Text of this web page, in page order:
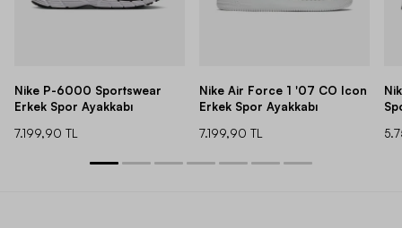
Nike P-6000 Sportswear
Erkek Spor Ayakkabı
7.199,90 TL
Nike Air Force 1 '07 CO Icon
Erkek Spor Ayakkabı
7.199,90 TL